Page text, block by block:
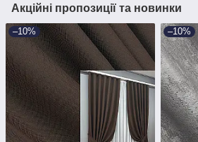
Акційні пропозиції та новинки
–10% –10%